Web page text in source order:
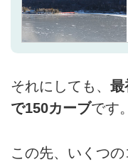
それにしても、 最
で150カーブです。
この先、いくつ